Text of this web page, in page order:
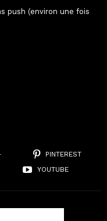
push (environ une fois
PINTEREST
YOUTUBE